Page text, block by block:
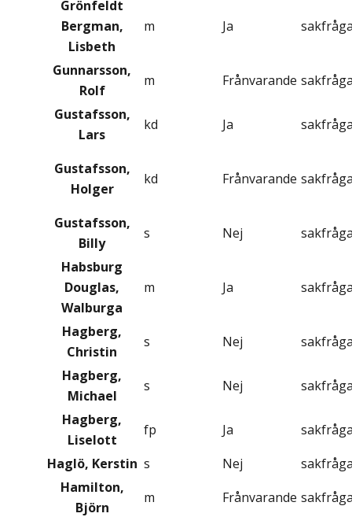
Grönfeldt
Bergman,
Lisbeth
m Ja
Gunnarsson,
Rolf
m Frånvarande
Gustafsson,
Lars
kd Ja
Gustafsson,
Holger
kd Frånvarande
Gustafsson,
Billy
s Nej
Habsburg
Douglas,
Walburga
m Ja
Hagberg,
Christin
s Nej
Hagberg,
Michael
s Nej
Hagberg,
Liselott
fp Ja
Haglö, Kerstin s Nej
Hamilton,
Björn
m Frånvarande